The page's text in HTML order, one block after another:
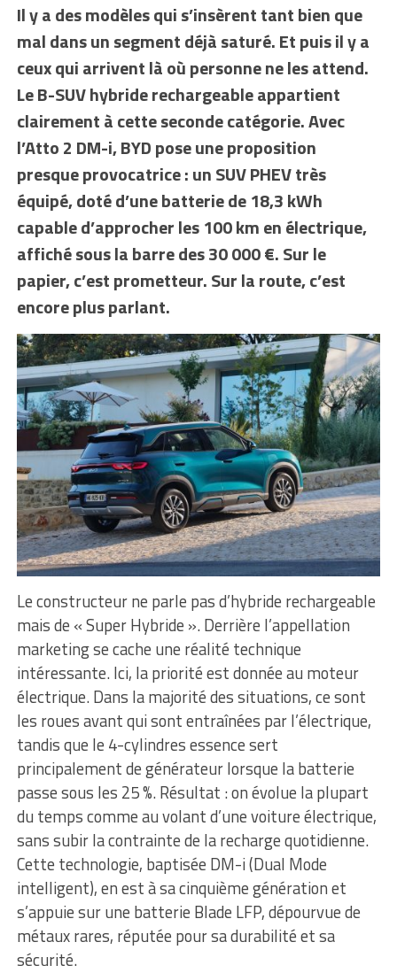
Il y a des modèles qui s’insèrent tant bien que
mal dans un segment déjà saturé. Et puis il y a
ceux qui arrivent là où personne ne les attend.
Le B-SUV hybride rechargeable appartient
clairement à cette seconde catégorie. Avec
l’Atto 2 DM-i, BYD pose une proposition
presque provocatrice : un SUV PHEV très
équipé, doté d’une batterie de 18,3 kWh
capable d’approcher les 100 km en électrique,
affiché sous la barre des 30 000 €. Sur le
papier, c’est prometteur. Sur la route, c’est
encore plus parlant.
Le constructeur ne parle pas d’hybride rechargeable
mais de « Super Hybride ». Derrière l’appellation
marketing se cache une réalité technique
intéressante. Ici, la priorité est donnée au moteur
électrique. Dans la majorité des situations, ce sont
les roues avant qui sont entraînées par l’électrique,
tandis que le 4-cylindres essence sert
principalement de générateur lorsque la batterie
passe sous les 25 %. Résultat : on évolue la plupart
du temps comme au volant d’une voiture électrique,
sans subir la contrainte de la recharge quotidienne.
Cette technologie, baptisée DM-i (Dual Mode
intelligent), en est à sa cinquième génération et
s’appuie sur une batterie Blade LFP, dépourvue de
métaux rares, réputée pour sa durabilité et sa
sécurité.